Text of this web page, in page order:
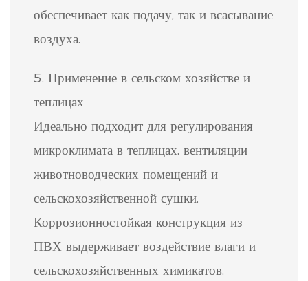
обеспечивает как подачу, так и всасывание
воздуха.
5. Применение в сельском хозяйстве и
теплицах
Идеально подходит для регулирования
микроклимата в теплицах, вентиляции
животноводческих помещений и
сельскохозяйственной сушки.
Коррозионностойкая конструкция из
ПВХ выдерживает воздействие влаги и
сельскохозяйственных химикатов.